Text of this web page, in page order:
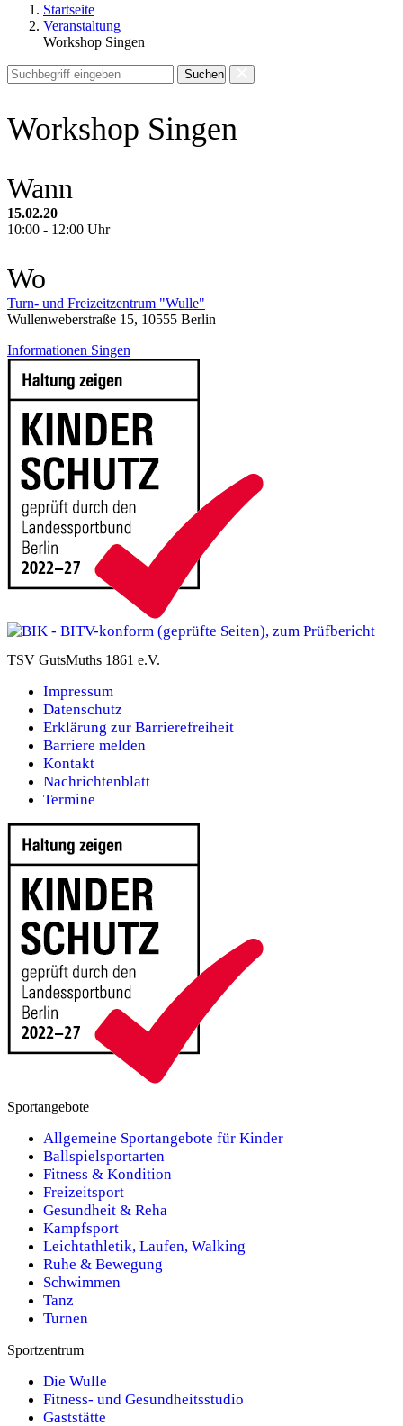
Startseite
Veranstaltung
Workshop Singen
Suchen
Workshop Singen
Wann
15.02.20
10:00 - 12:00 Uhr
Wo
Turn- und Freizeitzentrum "Wulle"
Wullenweberstraße 15, 10555 Berlin
Informationen Singen
TSV GutsMuths 1861 e.V.
Impressum
Datenschutz
Erklärung zur Barrierefreiheit
Barriere melden
Kontakt
Nachrichtenblatt
Termine
Sportangebote
Allgemeine Sportangebote für Kinder
Ballspielsportarten
Fitness & Kondition
Freizeitsport
Gesundheit & Reha
Kampfsport
Leichtathletik, Laufen, Walking
Ruhe & Bewegung
Schwimmen
Tanz
Turnen
Sportzentrum
Die Wulle
Fitness- und Gesundheitsstudio
Gaststätte